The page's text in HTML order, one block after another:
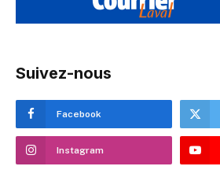
Suivez-nous
Facebook
Instagram